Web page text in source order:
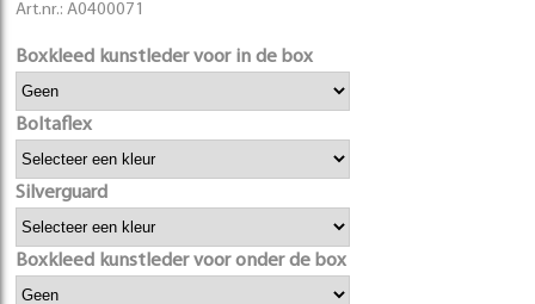
Art.nr.: A0400071
Boxkleed kunstleder voor in de box
Boltaflex
Silverguard
Boxkleed kunstleder voor onder de box